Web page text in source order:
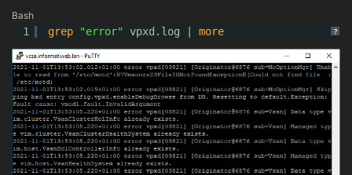
Bash
?
1 grep "error" vpxd.log | more